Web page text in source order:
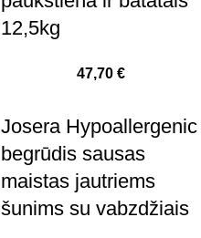
12,5kg
47,70 €
Josera Hypoallergenic
begrūdis sausas
maistas jautriems
šunims su vabzdžiais